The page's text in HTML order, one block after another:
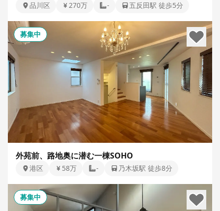
品川区 270万 - 五反田駅 徒歩5分
募集中
外苑前、路地奥に潜む一棟SOHO
港区 58万 - 乃木坂駅 徒歩8分
募集中